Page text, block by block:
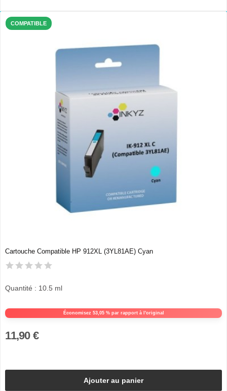
COMPATIBLE
Cartouche Compatible HP 912XL (3YL81AE) Cyan
Économisez 53,05 % par rapport à l'original
Quantité : 10.5 ml
11,90 €
Ajouter au panier